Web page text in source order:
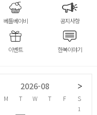
베틀베이비 공지사항
이벤트 한복이야기
2026-08
M T W T F S
1